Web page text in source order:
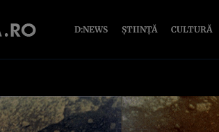
D:NEWS ȘTIINȚĂ CULTURĂ